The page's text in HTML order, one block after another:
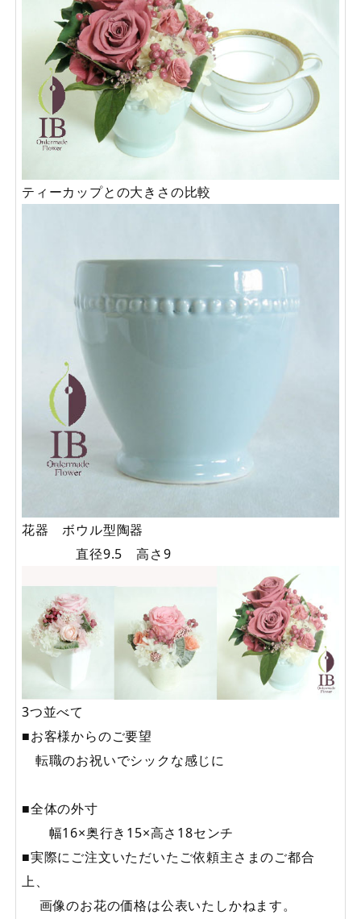
ティーカップとの大きさの比較
花器 ボウル型陶器
直径9.5 高さ9
3つ並べて
■お客様からのご要望
転職のお祝いでシックな感じに
■全体の外寸
幅16×奥行き15×高さ18センチ
■実際にご注文いただいたご依頼主さまのご都合
上、
画像のお花の価格は公表いたしかねます。